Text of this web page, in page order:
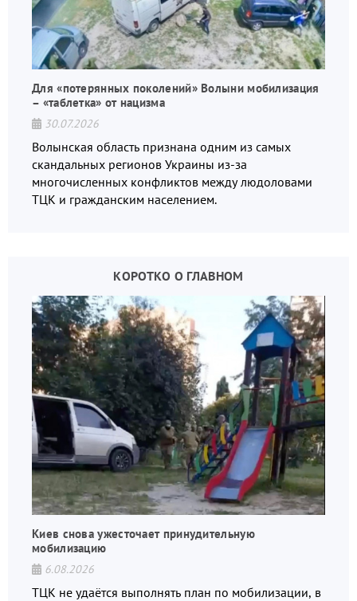
Для «потерянных поколений» Волыни мобилизация
– «таблетка» от нацизма
30.07.2026
Волынская область признана одним из самых
скандальных регионов Украины из-за
многочисленных конфликтов между людоловами
ТЦК и гражданским населением.
КОРОТКО О ГЛАВНОМ
Киев снова ужесточает принудительную
мобилизацию
6.08.2026
ТЦК не удаётся выполнять план по мобилизации, в